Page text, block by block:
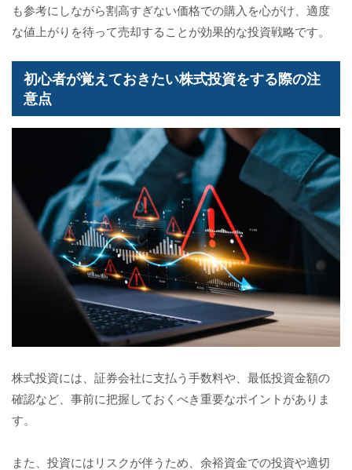
も参考にしながら割高すぎない価格での購入を心がけ、適度
な値上がりを待って売却することが効果的な投資戦略です。
初心者が覚えておきたい株式投資をする際の注
意点
株式投資には、証券会社に支払う手数料や、最低投資金額の
確認など、事前に把握しておくべき重要なポイントがありま
す。
また、投資にはリスクが伴うため、余裕資金での投資や適切